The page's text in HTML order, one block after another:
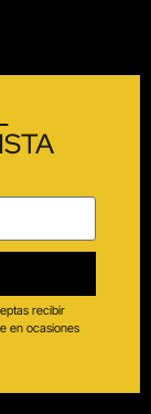
recibir
en ocasiones